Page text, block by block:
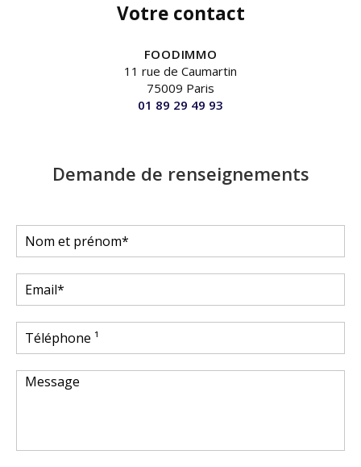
Votre contact
FOODIMMO
11 rue de Caumartin
75009 Paris
01 89 29 49 93
Demande de renseignements